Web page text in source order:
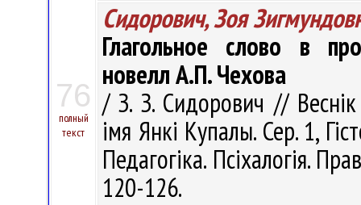
76
полный
текст
Сидорович, Зоя
Глагольное слово в
новелл А.П. Чехова
/ З. З. Сидорович // Веснік
імя Янкі Купалы. Сер. 1,
Педагогіка. Псіхалогія.
120-126.